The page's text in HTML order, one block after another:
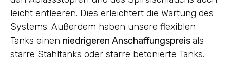
leicht entleeren. Dies erleichtert die Wartung des
Systems. Außerdem haben unsere flexiblen
Tanks einen niedrigeren Anschaffungspreis als
starre Stahltanks oder starre betonierte Tanks.